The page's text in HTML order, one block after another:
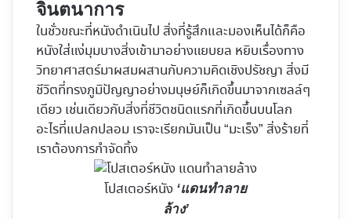
จินตนาการ
ในชั่วขณะที่หนังดำเนินไป สิ่งที่รู้สึกและมองเห็นได้ก็คือ
หนังใส่แง่มุมบางสิ่งเข้ามาอย่างแยบยล หยิบเรื่องทาง
วิทยาศาสตร์มาผสมผสานกับความคิดเชิงปรัชญา สิ่งมี
ชีวิตที่ทรงภูมิปัญญาอย่างมนุษย์ก็เกิดขึ้นมาจากเซลล์ๆ
เดียว เช่นเดียวกับสิ่งที่ชีวิตชนิดแรกที่เกิดขึ้นบนโลก
อะไรที่แปลกปลอม เราจะเรียกมันเป็น “มะเร็ง” สิ่งร้ายที่
เราต้องการกำจัดทิ้ง
โปสเตอร์หนัง ‘แดนทำลาย
ล้าง’